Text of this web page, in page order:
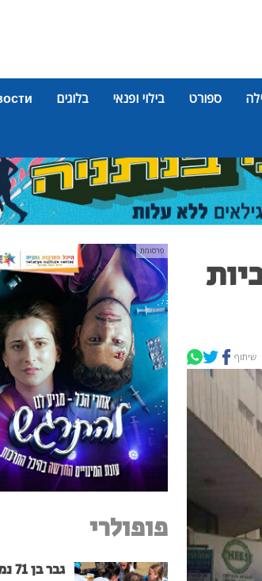
ספורט בילוי ופנאי בלוגים
שיתוף
פרסומת
פופולרי
גבר